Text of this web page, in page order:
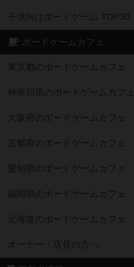
子供向けボードゲーム TOP50
ボードゲームカフェ
東京都のボードゲームカフェ
神奈川県のボードゲームカフェ
大阪府のボードゲームカフェ
京都府のボードゲームカフェ
愛知県のボードゲームカフェ
福岡県のボードゲームカフェ
北海道のボードゲームカフェ
オーナー・店長の方へ